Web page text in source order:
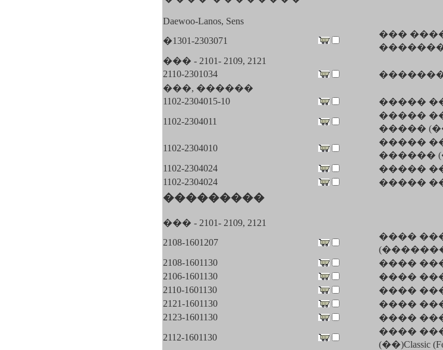
Daewoo-Lanos, Sens
�1301-2303071
���
�������
��� - 2101- 2109, 2121
2110-2301034
���, ������
1102-2304015-10
�����
1102-2304011
�����
�����
1102-2304010
�����
������
1102-2304024
�����
1102-2304024
�����
���������
��� - 2101- 2109, 2121
2108-1601207
����
2108-1601130
����
2106-1601130
����
2110-1601130
����
2121-1601130
����
2123-1601130
����
2112-1601130
����
(��)Classic